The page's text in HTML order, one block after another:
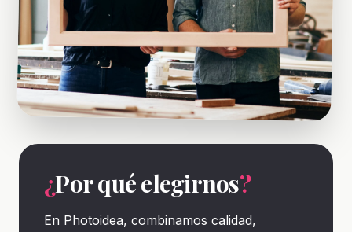
¿Por qué elegirnos?
En Photoidea, combinamos calidad,